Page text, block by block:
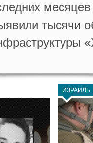
тысячи
ИЗРАИЛЬ